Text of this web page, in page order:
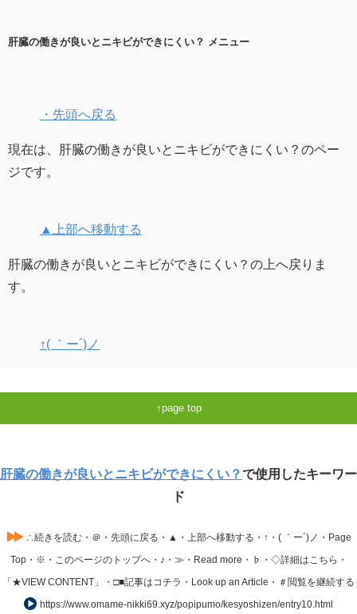
肝臓の働きが良いとニキビができにくい？ メニュー
・先頭へ戻る
現在は、肝臓の働きが良いとニキビができにくい？のペー
ジです。
▲上部へ移動する
肝臓の働きが良いとニキビができにくい？の上へ戻りま
す。
↑( ｀ー´)ノ
page top
肝臓の働きが良いとニキビができにくい？で使用したキーワー
ド
∴続きを読む・＠・先頭に戻る・▲・上部へ移動する・↑・( ｀ー´)ノ・Page
Top・※・このページのトップへ・♪・≫・Read more・♭・◇詳細はこちら・
「★VIEW CONTENT」・□■記事はコチラ・Look up an Article・＃閲覧を継続する
https://www.omame-nikki69.xyz/popipumo/kesyoshizen/entry10.html